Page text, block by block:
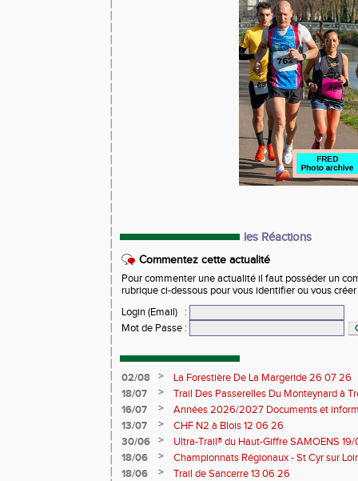
les Réactions
Commentez cette actualité
Pour commenter une actualité il faut posséder un
rubrique ci-dessous pour vous identifier ou vous
Login (Email)
:
Mot de Passe :
02/08 >
La Forestière De La Margeride 26 07 26
18/07
>
Trail Des Passerelles Du Monteynard à
16/07
>
Années 2026/2027 Documents et
13/07
>
CHF N2 à Blois 12 06 26
30/06
>
Ultra-Trail® du Haut-Giffre SAMOENS
18/06
>
Championnats Régionaux - St Cyr sur
Saran 13/14 06 26
18/06 >
Trail de Sancerre 13 06 26